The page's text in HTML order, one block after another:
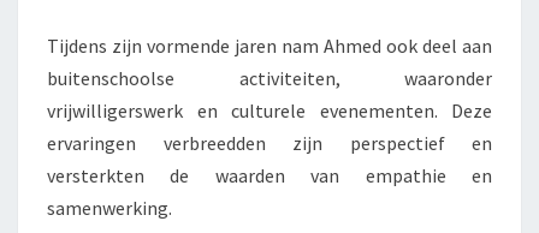
Tijdens zijn vormende jaren nam Ahmed ook deel aan
buitenschoolse activiteiten, waaronder
vrijwilligerswerk en culturele evenementen. Deze
ervaringen verbreedden zijn perspectief en
versterkten de waarden van empathie en
samenwerking.